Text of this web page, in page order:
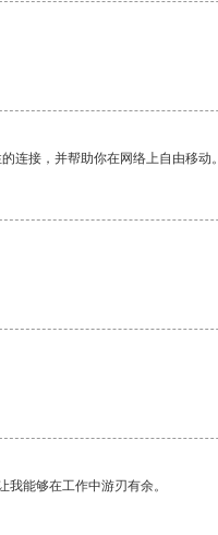
连接，并帮助你在网络上自由移动。
能够在工作中游刃有余。